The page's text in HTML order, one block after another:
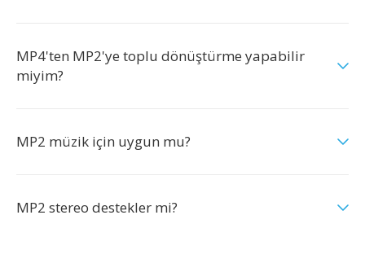
MP4'ten MP2'ye toplu dönüştürme yapabilir
miyim?
MP2 müzik için uygun mu?
MP2 stereo destekler mi?